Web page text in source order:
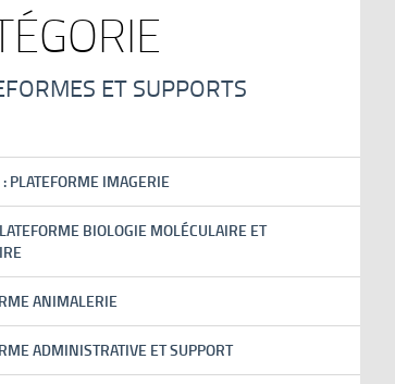
ET SUPPORTS
PLATEFORME IMAGERIE
BIOLOGIE MOLÉCULAIRE ET
ANIMALERIE
ADMINISTRATIVE ET SUPPORT